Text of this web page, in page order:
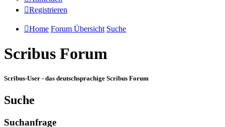
Registrieren
Home Forum Übersicht Suche
Scribus Forum
Scribus-User - das deutschsprachige Scribus Forum
Suche
Suchanfrage